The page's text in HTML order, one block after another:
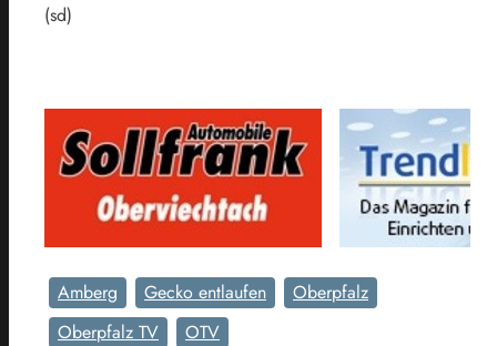
(sd)
Amberg Gecko entlaufen
Oberpfalz
Oberpfalz TV
OTV